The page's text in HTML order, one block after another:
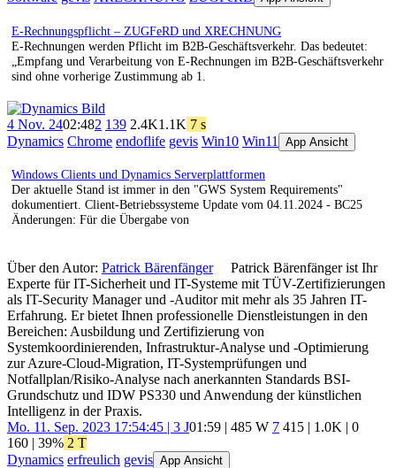
E-Rechnungspflicht – ZUGFeRD und XRECHNUNG
E-Rechnungen werden Pflicht im B2B-Geschäftsverkehr. Das bedeutet:
„Empfang und Verarbeitung von E-Rechnungen im B2B-Geschäftsverkehr
sind ohne vorherige Zustimmung ab 1.
4 Nov. 2402:482 139 2.4K1.1K 7 s
Dynamics Chrome endoflife gevis Win10 Win11 App Ansicht
Windows Clients und Dynamics Serverplattformen
Der aktuelle Stand ist immer in den "GWS System Requirements"
dokumentiert. Client-Betriebssysteme Update vom 04.11.2024 - BC25
Änderungen: Für die Übergabe von
Über den Autor: Patrick Bärenfänger
Patrick Bärenfänger ist Ihr
Experte für IT-Sicherheit und IT-Systeme mit TÜV-Zertifizierungen
als IT-Security Manager und -Auditor mit mehr als 35 Jahren IT-
Erfahrung. Er bietet Ihnen professionelle Dienstleistungen in den
Bereichen: Ausbildung und Zertifizierung von
Systemkoordinierenden, Infrastruktur-Analyse und -Optimierung
zur Azure-Cloud-Migration, IT-Systemprüfungen und
Notfallplan/Risiko-Analyse nach anerkannten Standards BSI-
Grundschutz und IDW PS330 und Anwendung der künstlichen
Intelligenz in der Praxis.
Mo. 11. Sep. 2023 17:54:45 | 3 J01:59 | 485 W 7 415 | 1.0K | 0
160 | 39% 2 T
Dynamics erfreulich gevis App Ansicht